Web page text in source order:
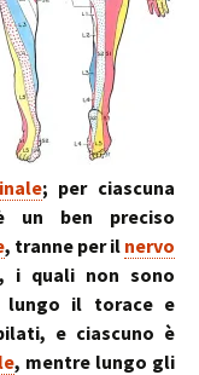
; per ciascuna
un ben preciso
, tranne per il nervo
, i quali non sono
lungo il torace e
e ciascuno è
, mentre lungo gli